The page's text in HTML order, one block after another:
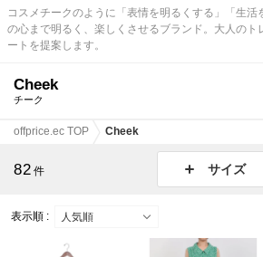
コスメチークのように「表情を明るくする」「生活
の心まで明るく、楽しくさせるブランド。大人のト
ートを提案します。
Cheek
チーク
offprice.ec TOP Cheek
82 件 サイズ
表示順 :